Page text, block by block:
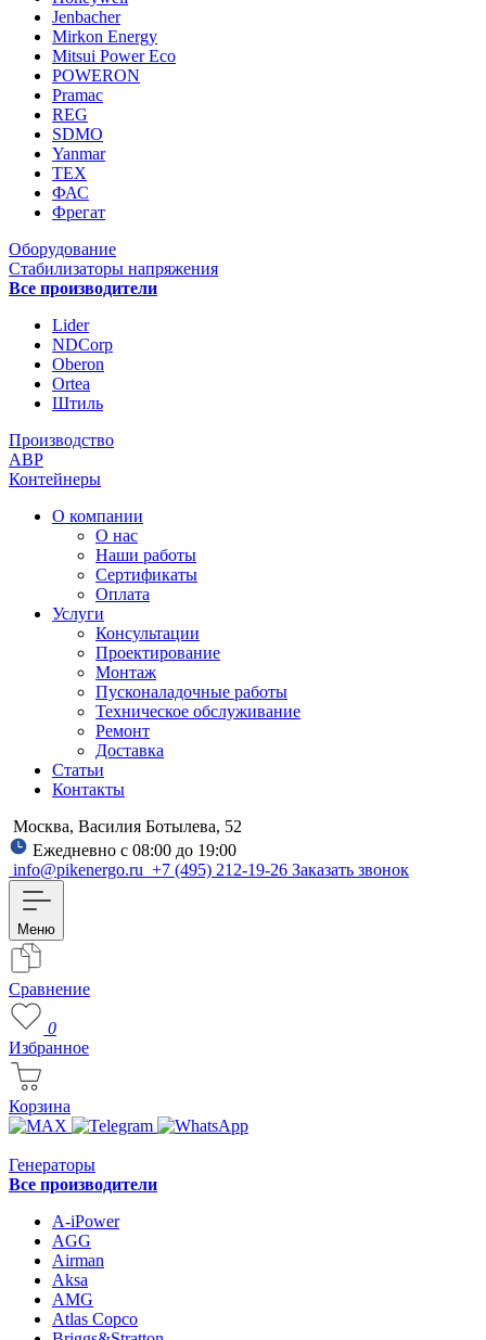
Jenbacher
Mirkon Energy
Mitsui Power Eco
POWERON
Pramac
REG
SDMO
Yanmar
ТЕХ
ФАС
Фрегат
Оборудование
Стабилизаторы напряжения
Все производители
Lider
NDCorp
Oberon
Ortea
Штиль
Производство
АВР
Контейнеры
О компании
О нас
Наши работы
Сертификаты
Оплата
Услуги
Консультации
Проектирование
Монтаж
Пусконаладочные работы
Техническое обслуживание
Ремонт
Доставка
Статьи
Контакты
Москва, Василия Ботылева, 52
Ежедневно с 08:00 до 19:00
info@pikenergo.ru +7 (495) 212-19-26 Заказать звонок
Меню
Сравнение
0
Избранное
Корзина
Генераторы
Все производители
A-iPower
AGG
Airman
Aksa
AMG
Atlas Copco